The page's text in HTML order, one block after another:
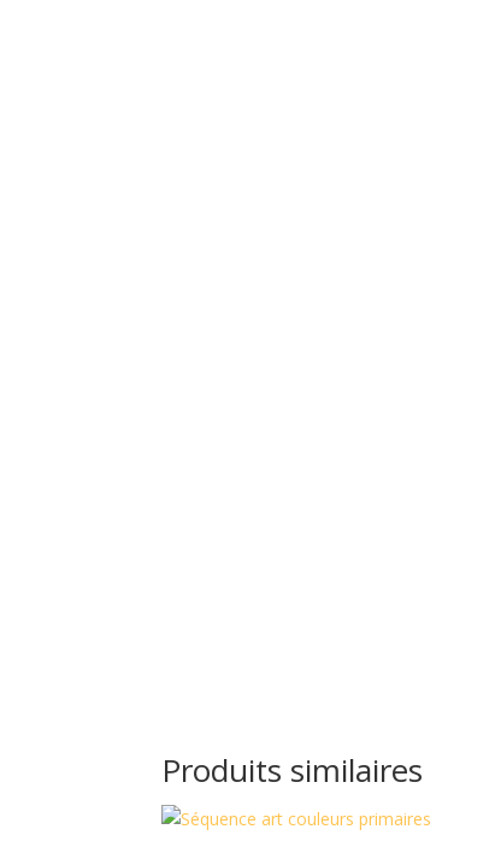
Produits similaires